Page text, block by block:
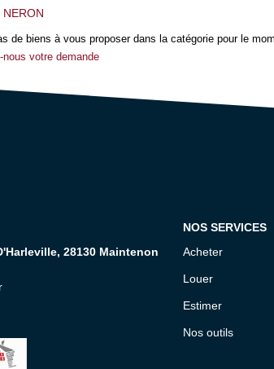
de biens à vous proposer dans la catégorie pour le
votre demande
28130 Maintenon
NOS SERVICES
Acheter
Louer
Estimer
Nos outils